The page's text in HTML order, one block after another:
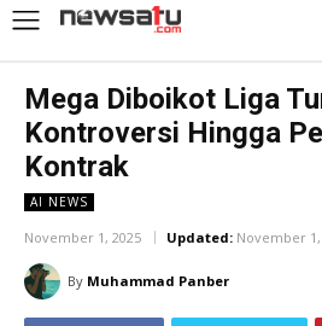
Mega Diboikot Liga
Kontroversi Hingga
Kontrak
AI NEWS
November 1, 2025 Updated: November 1,
By Muhammad Panber